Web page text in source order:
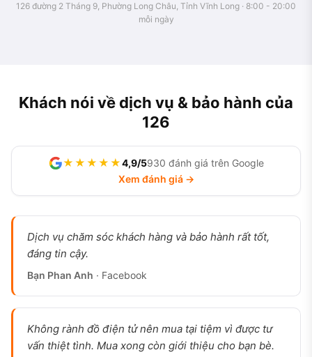
126 đường 2 Tháng 9, Phường Long Châu, Tỉnh Vĩnh Long · 8:00 - 20:00
mỗi ngày
Khách nói về dịch vụ & bảo hành của
126
★★★★★4,9/5930 đánh giá trên Google
Xem đánh giá →
Dịch vụ chăm sóc khách hàng và bảo hành rất tốt,
đáng tin cậy.
Bạn Phan Anh · Facebook
Không rành đồ điện tử nên mua tại tiệm vì được tư
vấn thiệt tình. Mua xong còn giới thiệu cho bạn bè.